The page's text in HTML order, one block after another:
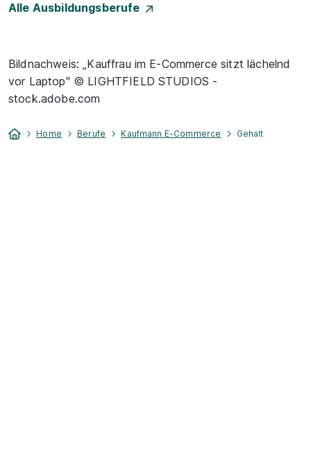
Alle Ausbildungsberufe
Bildnachweis: „Kauffrau im E-Commerce sitzt lächelnd
vor Laptop" © LIGHTFIELD STUDIOS -
stock.adobe.com
Home Berufe Kaufmann E-Commerce Gehalt